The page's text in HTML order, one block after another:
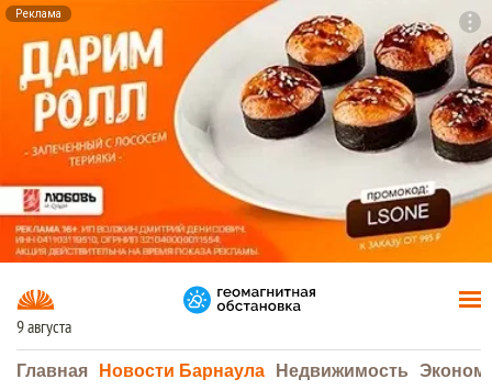
Реклама
9 августа
Главная Новости Барнаула Недвижимость